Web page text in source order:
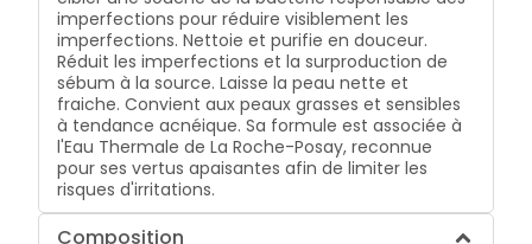
imperfections pour réduire visiblement les
imperfections. Nettoie et purifie en douceur.
Réduit les imperfections et la surproduction de
sébum à la source. Laisse la peau nette et
fraiche. Convient aux peaux grasses et sensibles
à tendance acnéique. Sa formule est associée à
l'Eau Thermale de La Roche-Posay, reconnue
pour ses vertus apaisantes afin de limiter les
risques d'irritations.
Composition